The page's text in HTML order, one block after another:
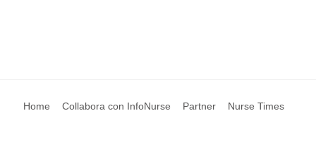
Home Collabora con InfoNurse Partner Nurse Times